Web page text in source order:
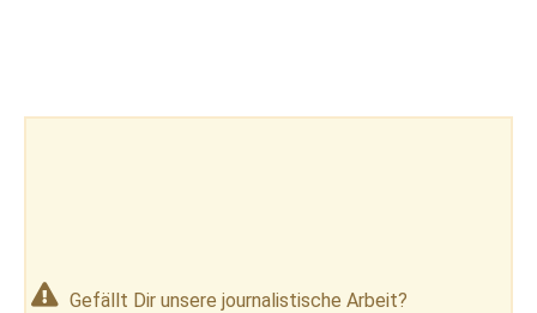
Gefällt Dir unsere journalistische Arbeit?